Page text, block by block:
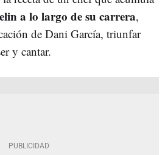
a lo largo de su carrera,
de Dani García, triunfar
y cantar.